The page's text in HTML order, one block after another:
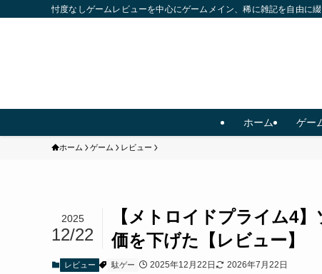
忖度なしゲームレビューを中心にゲームメイン、稀に雑記を自由に
ホーム ゲー
ホーム ゲーム レビュー
【メトロイドプライム4
価を下げた【レビュー】
2025
12/22
レビュー 駄ゲー 2025年12月22日 2026年7月22日